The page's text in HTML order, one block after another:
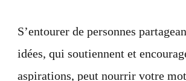
S’entourer de personnes
idées, qui soutiennent et
aspirations, peut nourrir votre